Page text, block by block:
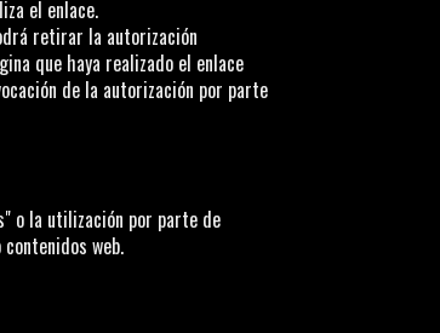
el enlace.
retirar la autorización
que haya realizado el enlace
de la autorización por parte
o la utilización por parte de
web.